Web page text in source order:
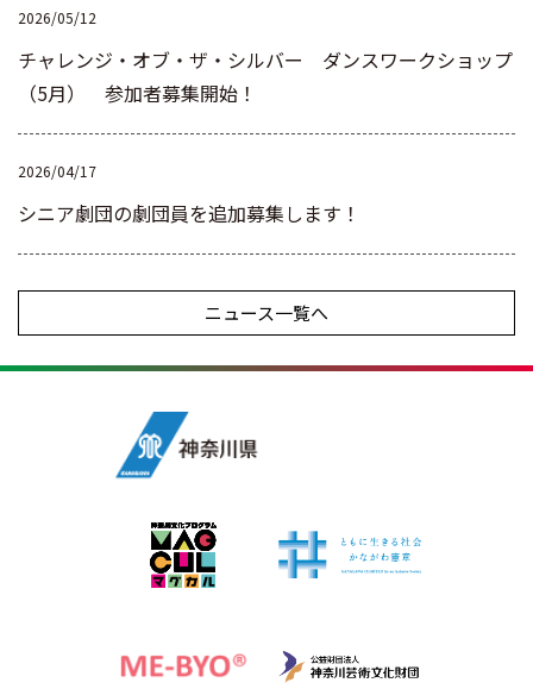
2026/05/12
チャレンジ・オブ・ザ・シルバー ダンスワークショップ
（5月） 参加者募集開始！
2026/04/17
シニア劇団の劇団員を追加募集します！
ニュース一覧へ